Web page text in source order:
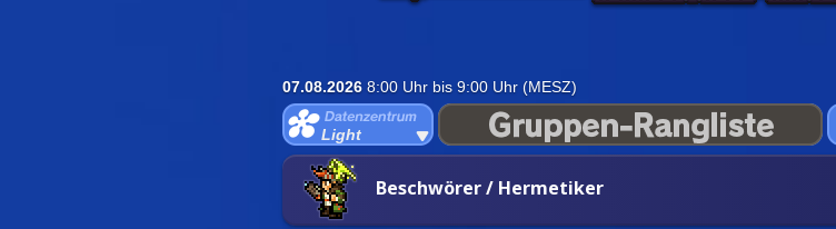
07.08.2026 8:00 Uhr bis 9:00 Uhr (MESZ)
Light
Beschwörer / Hermetiker